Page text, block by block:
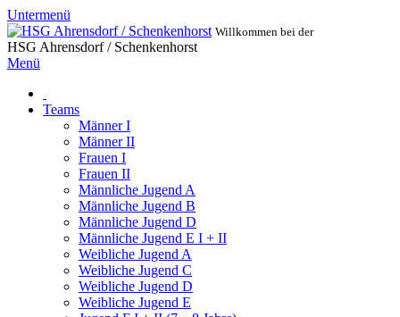
Untermenü
Willkommen bei der
HSG Ahrensdorf / Schenkenhorst
Menü
Teams
Männer I
Männer II
Frauen I
Frauen II
Männliche Jugend A
Männliche Jugend B
Männliche Jugend D
Männliche Jugend E I + II
Weibliche Jugend A
Weibliche Jugend C
Weibliche Jugend D
Weibliche Jugend E